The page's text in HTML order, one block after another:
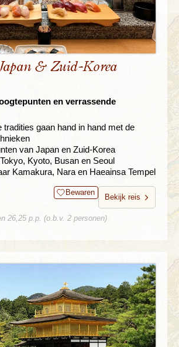
& Zuid-Korea
en verrassende
tradities gaan hand in hand met de
van Japan en Zuid-Korea
Kyoto, Busan en Seoul
Kamakura, Nara en Haeainsa Tempel
Bewaren
Bekijk reis
26,25 p.p. (o.b.v. 2 personen)